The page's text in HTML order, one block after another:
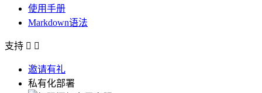
使用手册
Markdown语法
支持  
邀请有礼
私有化部署